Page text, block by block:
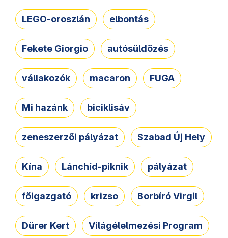
LEGO-oroszlán elbontás
Fekete Giorgio autósüldözés
vállakozók macaron FUGA
Mi hazánk biciklisáv
zeneszerzői pályázat Szabad Új Hely
Kína Lánchíd-piknik pályázat
főigazgató krizso Borbíró Virgil
Dürer Kert Világélelmezési Program